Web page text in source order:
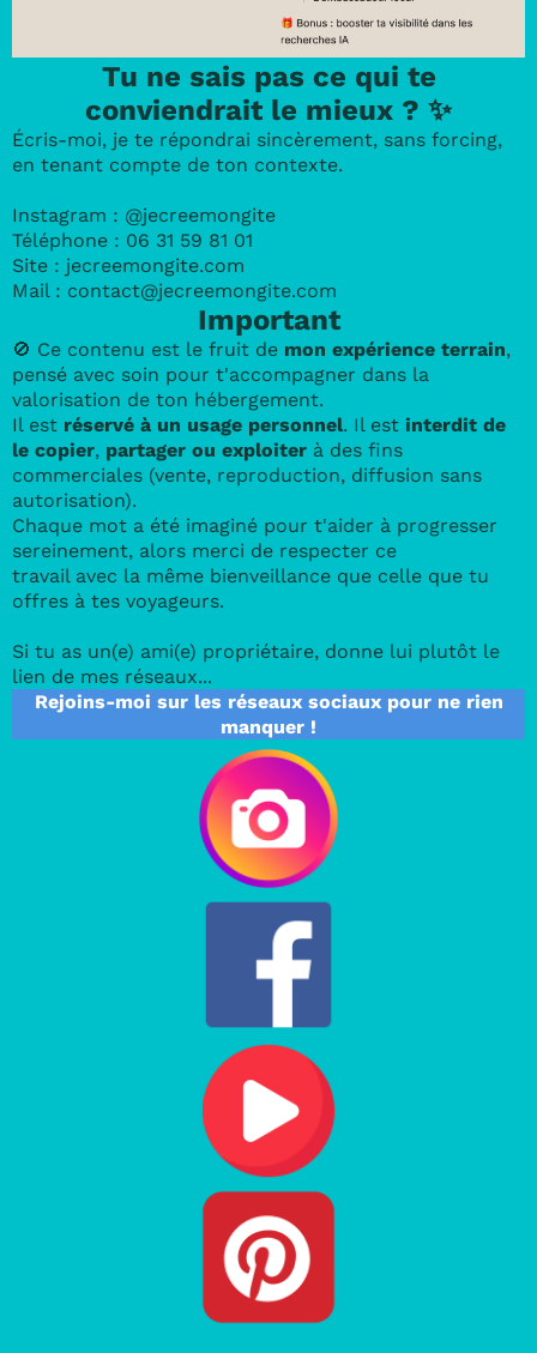
Tu ne sais pas ce qui te
conviendrait le mieux ? ✨
Écris-moi, je te répondrai sincèrement, sans forcing,
en tenant compte de ton contexte.
Instagram : @jecreemongite
Téléphone : 06 31 59 81 01
Site : jecreemongite.com
Mail : contact@jecreemongite.com
Important
🚫 Ce contenu est le fruit de mon expérience terrain,
pensé avec soin pour t'accompagner dans la
valorisation de ton hébergement.
Il est réservé à un usage personnel. Il est interdit de
le copier, partager ou exploiter à des fins
commerciales (vente, reproduction, diffusion sans
autorisation).
Chaque mot a été imaginé pour t'aider à progresser
sereinement, alors merci de respecter ce
travail avec la même bienveillance que celle que tu
offres à tes voyageurs.
Si tu as un(e) ami(e) propriétaire, donne lui plutôt le
lien de mes réseaux...
Rejoins-moi sur les réseaux sociaux pour ne rien
manquer !